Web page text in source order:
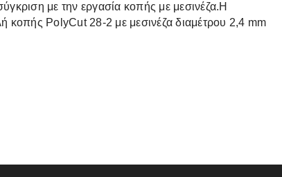
με την εργασία κοπής με μεσινέζα.Η
κοπής PolyCut 28-2 με μεσινέζα διαμέτρου 2,4 mm